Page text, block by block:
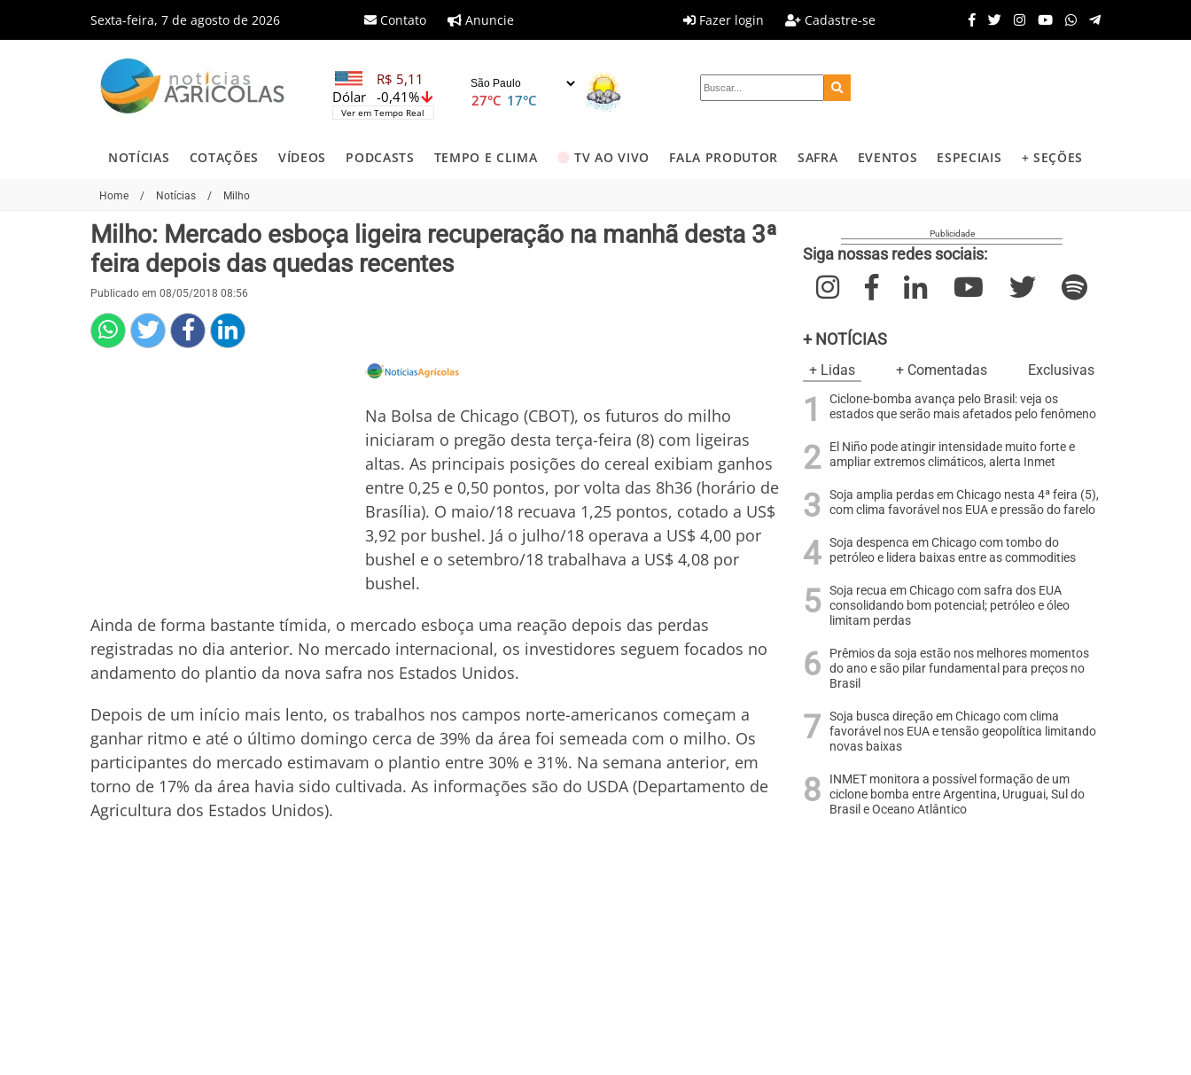
Sexta-feira, 7 de agosto de 2026 Contato Anuncie Fazer login Cadastre-se
R$ 5,11
-0,41%
Dólar
Ver em Tempo Real
27°C 17°C
NOTÍCIAS COTAÇÕES VÍDEOS PODCASTS TEMPO E CLIMA TV AO VIVO FALA PRODUTOR SAFRA EVENTOS ESPECIAIS + SEÇÕES
Home / Notícias / Milho
Milho: Mercado esboça ligeira recuperação na manhã desta 3ª
feira depois das quedas recentes
Publicado em 08/05/2018 08:56
Na Bolsa de Chicago (CBOT), os futuros do milho
iniciaram o pregão desta terça-feira (8) com ligeiras
altas. As principais posições do cereal exibiam ganhos
entre 0,25 e 0,50 pontos, por volta das 8h36 (horário de
Brasília). O maio/18 recuava 1,25 pontos, cotado a US$
3,92 por bushel. Já o julho/18 operava a US$ 4,00 por
bushel e o setembro/18 trabalhava a US$ 4,08 por
bushel.
Ainda de forma bastante tímida, o mercado esboça uma reação depois das perdas
registradas no dia anterior. No mercado internacional, os investidores seguem focados no
andamento do plantio da nova safra nos Estados Unidos.
Depois de um início mais lento, os trabalhos nos campos norte-americanos começam a
ganhar ritmo e até o último domingo cerca de 39% da área foi semeada com o milho. Os
participantes do mercado estimavam o plantio entre 30% e 31%. Na semana anterior, em
torno de 17% da área havia sido cultivada. As informações são do USDA (Departamento de
Agricultura dos Estados Unidos).
Siga nossas redes sociais:
+ NOTÍCIAS
+ Lidas + Comentadas Exclusivas
Ciclone-bomba avança pelo Brasil: veja os
estados que serão mais afetados pelo fenômeno
El Niño pode atingir intensidade muito forte e
ampliar extremos climáticos, alerta Inmet
Soja amplia perdas em Chicago nesta 4ª feira (5),
com clima favorável nos EUA e pressão do farelo
Soja despenca em Chicago com tombo do
petróleo e lidera baixas entre as commodities
Soja recua em Chicago com safra dos EUA
consolidando bom potencial; petróleo e óleo
limitam perdas
Prêmios da soja estão nos melhores momentos
do ano e são pilar fundamental para preços no
Brasil
Soja busca direção em Chicago com clima
favorável nos EUA e tensão geopolítica limitando
novas baixas
INMET monitora a possível formação de um
ciclone bomba entre Argentina, Uruguai, Sul do
Brasil e Oceano Atlântico